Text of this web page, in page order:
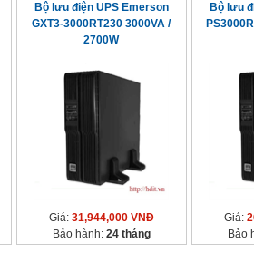
Bộ lưu điện UPS Emerson
GXT3-3000RT230 3000VA /
2700W
Giá: 31,944,000 VNĐ
Bảo hành: 24 tháng
Bộ lưu
Giá:
Bảo